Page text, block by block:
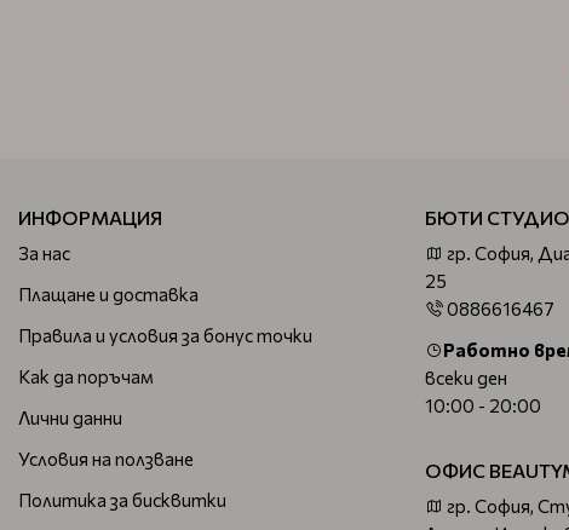
ИНФОРМАЦИЯ
За нас
Плащане и доставка
Правила и условия за бонус точки
Как да поръчам
Лични данни
Условия на ползване
Политика за бисквитки
БЮТИ СТУДИО
гр. София,
25
0886616467
Работно
всеки ден
10:00 - 20:00
ОФИС
гр. София,